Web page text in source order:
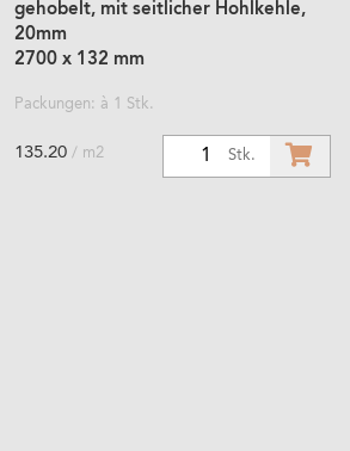
gehobelt, mit seitlicher Hohlkehle,
20mm
2700 x 132 mm
Packungen: à 1 Stk.
Stk.
135.20 / m2